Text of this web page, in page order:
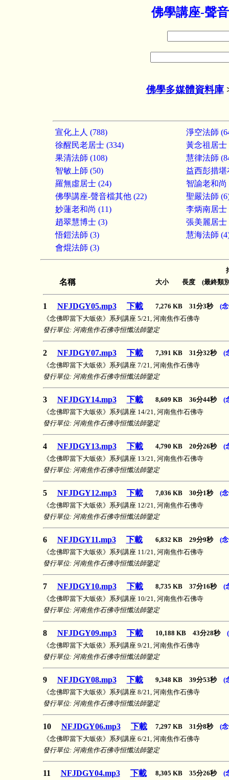
佛學講座-聲
佛學多媒體資料庫
宣化上人 (788)
淨空法師
徐醒民老居士 (334)
黃念祖居士
果清法師 (108)
慧律法師
智敏上師 (50)
益西彭措堪
羅無虛居士 (24)
智諭老和尚
佛學講座-聲音檔其他 (22)
聖嚴法師
妙蓮老和尚 (11)
李炳南居士
趙翠慧博士 (3)
張美麗居士
悟鎧法師 (3)
慧海法師
會焜法師 (3)
名稱 大小 長度 (最終類
1 NFJDGY05.mp3 下載 7,276 KB 31分3秒 (
《念佛即當下大皈依》系列講座 5/21, 河南焦作石佛寺
發行單位: 河南焦作石佛寺恒懺法師鑒定
2 NFJDGY07.mp3 下載 7,391 KB 31分32秒 (
《念佛即當下大皈依》系列講座 7/21, 河南焦作石佛寺
發行單位: 河南焦作石佛寺恒懺法師鑒定
3 NFJDGY14.mp3 下載 8,609 KB 36分44秒 (
《念佛即當下大皈依》系列講座 14/21, 河南焦作石佛寺
發行單位: 河南焦作石佛寺恒懺法師鑒定
4 NFJDGY13.mp3 下載 4,790 KB 20分26秒 (
《念佛即當下大皈依》系列講座 13/21, 河南焦作石佛寺
發行單位: 河南焦作石佛寺恒懺法師鑒定
5 NFJDGY12.mp3 下載 7,036 KB 30分1秒 (
《念佛即當下大皈依》系列講座 12/21, 河南焦作石佛寺
發行單位: 河南焦作石佛寺恒懺法師鑒定
6 NFJDGY11.mp3 下載 6,832 KB 29分9秒 (
《念佛即當下大皈依》系列講座 11/21, 河南焦作石佛寺
發行單位: 河南焦作石佛寺恒懺法師鑒定
7 NFJDGY10.mp3 下載 8,735 KB 37分16秒 (
《念佛即當下大皈依》系列講座 10/21, 河南焦作石佛寺
發行單位: 河南焦作石佛寺恒懺法師鑒定
8 NFJDGY09.mp3 下載 10,188 KB 43分28秒
《念佛即當下大皈依》系列講座 9/21, 河南焦作石佛寺
發行單位: 河南焦作石佛寺恒懺法師鑒定
9 NFJDGY08.mp3 下載 9,348 KB 39分53秒 (
《念佛即當下大皈依》系列講座 8/21, 河南焦作石佛寺
發行單位: 河南焦作石佛寺恒懺法師鑒定
10 NFJDGY06.mp3 下載 7,297 KB 31分8秒 (
《念佛即當下大皈依》系列講座 6/21, 河南焦作石佛寺
發行單位: 河南焦作石佛寺恒懺法師鑒定
11 NFJDGY04.mp3 下載 8,305 KB 35分26秒 (